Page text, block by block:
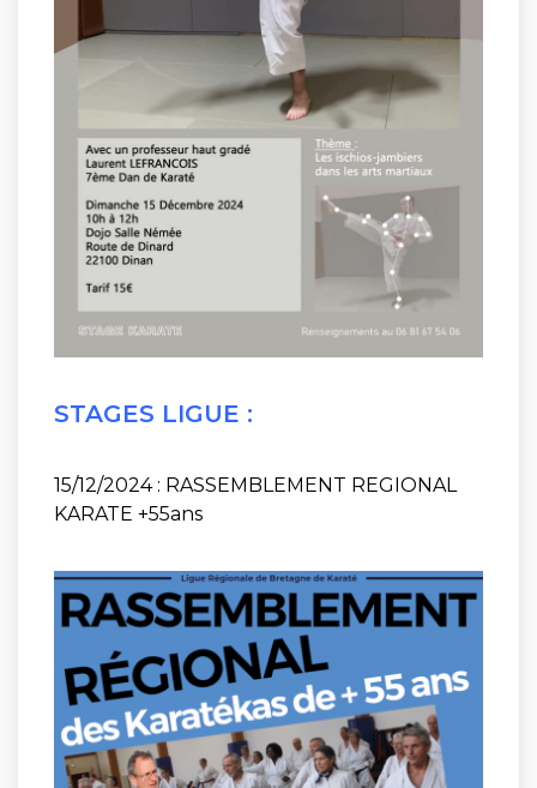
STAGES LIGUE :
15/12/2024 : RASSEMBLEMENT REGIONAL
KARATE +55ans